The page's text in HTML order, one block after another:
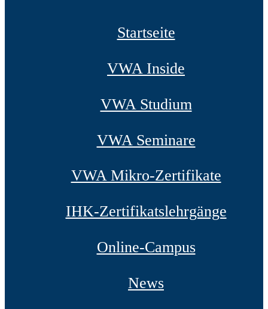
Startseite
VWA Inside
VWA Studium
VWA Seminare
VWA Mikro-Zertifikate
IHK-Zertifikatslehrgänge
Online-Campus
News